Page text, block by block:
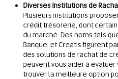
Diverses Institutions de
Plusieurs institutions
crédit trésorerie, dont
du marché. Des noms tels
Banque, et Creatis figurent
des solutions de rachat de
peuvent vous aider à
trouver la meilleure option